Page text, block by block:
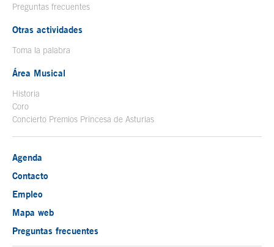
Preguntas frecuentes
Otras actividades
Toma la palabra
Área Musical
Historia
Coro
Concierto Premios Princesa de Asturias
Agenda
Contacto
Empleo
Mapa web
Preguntas frecuentes